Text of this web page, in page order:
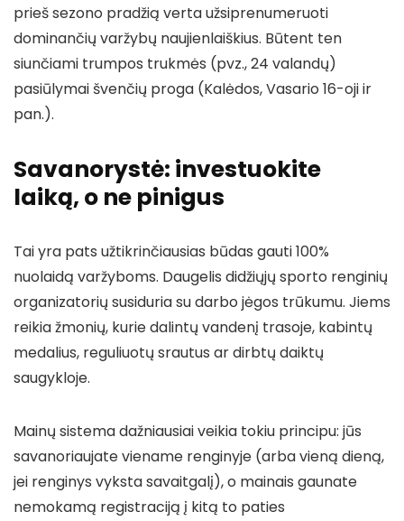
prieš sezono pradžią verta užsiprenumeruoti
dominančių varžybų naujienlaiškius. Būtent ten
siunčiami trumpos trukmės (pvz., 24 valandų)
pasiūlymai švenčių proga (Kalėdos, Vasario 16-oji ir
pan.).
Savanorystė: investuokite
laiką, o ne pinigus
Tai yra pats užtikrinčiausias būdas gauti 100%
nuolaidą varžyboms. Daugelis didžiųjų sporto renginių
organizatorių susiduria su darbo jėgos trūkumu. Jiems
reikia žmonių, kurie dalintų vandenį trasoje, kabintų
medalius, reguliuotų srautus ar dirbtų daiktų
saugykloje.
Mainų sistema dažniausiai veikia tokiu principu: jūs
savanoriaujate viename renginyje (arba vieną dieną,
jei renginys vyksta savaitgalį), o mainais gaunate
nemokamą registraciją į kitą to paties